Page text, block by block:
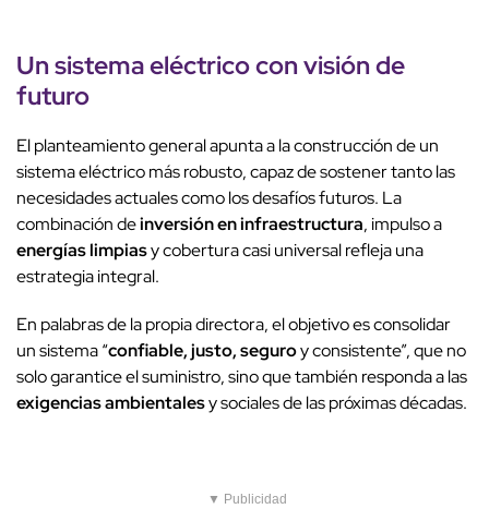
Un sistema eléctrico con visión de
futuro
El planteamiento general apunta a la construcción de un
sistema eléctrico más robusto, capaz de sostener tanto las
necesidades actuales como los desafíos futuros. La
combinación deinversión en infraestructura, impulso a
energías limpiasy cobertura casi universal refleja una
estrategia integral.
En palabras de la propia directora, el objetivo es consolidar
un sistema “confiable, justo, seguroy consistente”, que no
solo garantice el suministro, sino que también responda a las
exigencias ambientalesy sociales de las próximas décadas.
▼ Publicidad